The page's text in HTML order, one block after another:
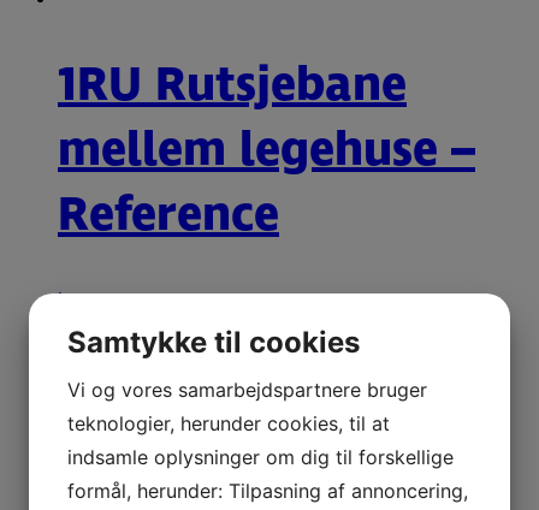
1RU Rutsjebane
mellem legehuse –
Reference
Læs mere
GFP rutsjebane.
tilpasset til bakke
Samtykke til cookies
Vi og vores samarbejdspartnere bruger
teknologier, herunder cookies, til at
indsamle oplysninger om dig til forskellige
formål, herunder: Tilpasning af annoncering,